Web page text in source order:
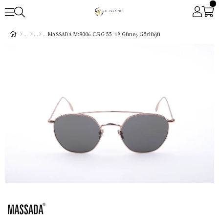
MASSADA M:8006 C.RG 55-19 Güneş Gözlüğü